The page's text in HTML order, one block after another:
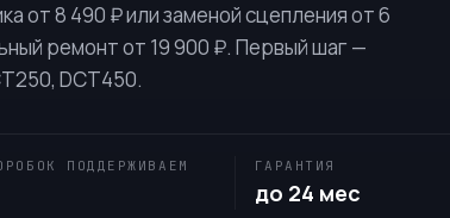
от 8 490 ₽ или заменой сцепления от 6
ремонт от 19 900 ₽. Первый шаг —
, DCT450.
ПОДДЕРЖИВАЕМ ГАРАНТИЯ
до 24 мес